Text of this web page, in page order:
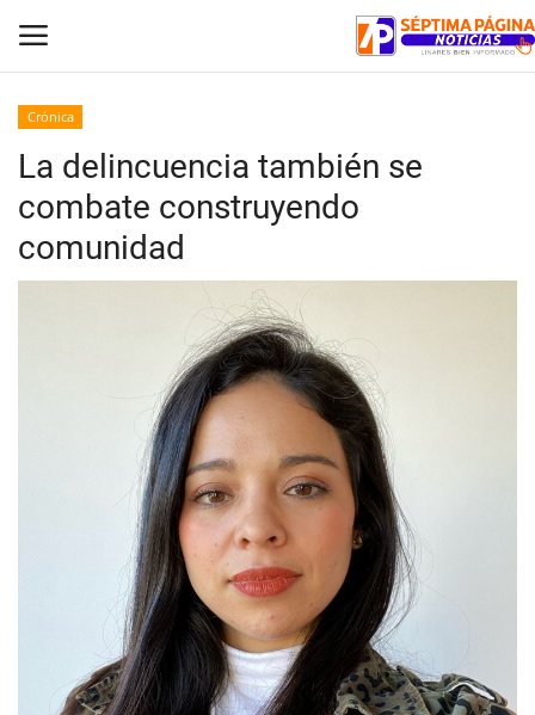
Inicio
Crónica
Policial
Espectáculos
Crónica
La delincuencia también se
combate construyendo
comunidad